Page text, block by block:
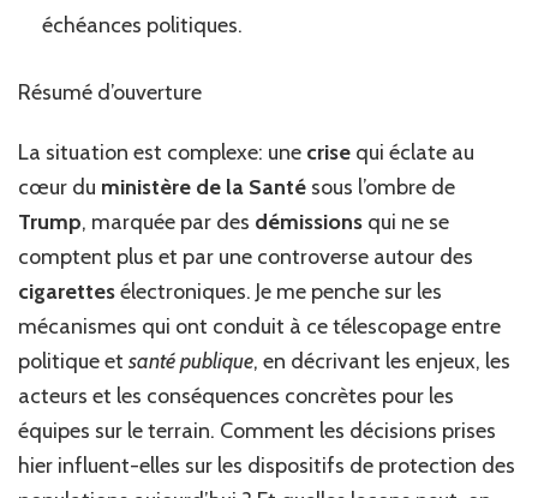
échéances politiques.
Résumé d’ouverture
La situation est complexe: une crise qui éclate au
cœur du ministère de la Santé sous l’ombre de
Trump, marquée par des démissions qui ne se
comptent plus et par une controverse autour des
cigarettesélectroniques. Je me penche sur les
mécanismes qui ont conduit à ce télescopage entre
politique et santé publique, en décrivant les enjeux, les
acteurs et les conséquences concrètes pour les
équipes sur le terrain. Comment les décisions prises
hier influent-elles sur les dispositifs de protection des